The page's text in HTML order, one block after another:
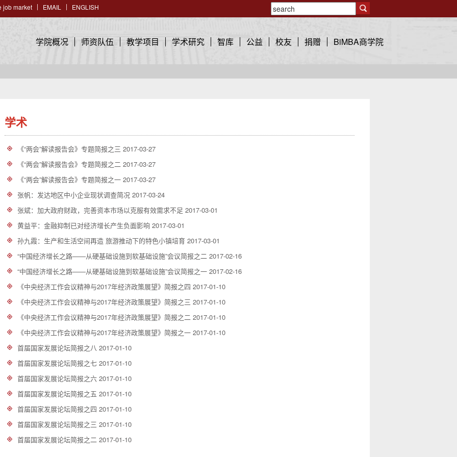
job market EMAIL ENGLISH
学院概况 师资队伍 教学项目 学术研究 智库 公益 校友 捐赠 BiMBA商学院
学术
《“两会”解读报告会》专题简报之三 2017-03-27
《“两会”解读报告会》专题简报之二 2017-03-27
《“两会”解读报告会》专题简报之一 2017-03-27
张帆：发达地区中小企业现状调查简况 2017-03-24
张斌：加大政府财政，完善资本市场以克服有效需求不足 2017-03-01
黄益平：金融抑制已对经济增长产生负面影响 2017-03-01
孙九霞：生产和生活空间再造 旅游推动下的特色小镇培育 2017-03-01
“中国经济增长之路——从硬基础设施到软基础设施”会议简报之二 2017-02-16
“中国经济增长之路——从硬基础设施到软基础设施”会议简报之一 2017-02-16
《中央经济工作会议精神与2017年经济政策展望》简报之四 2017-01-10
《中央经济工作会议精神与2017年经济政策展望》简报之三 2017-01-10
《中央经济工作会议精神与2017年经济政策展望》简报之二 2017-01-10
《中央经济工作会议精神与2017年经济政策展望》简报之一 2017-01-10
首届国家发展论坛简报之八 2017-01-10
首届国家发展论坛简报之七 2017-01-10
首届国家发展论坛简报之六 2017-01-10
首届国家发展论坛简报之五 2017-01-10
首届国家发展论坛简报之四 2017-01-10
首届国家发展论坛简报之三 2017-01-10
首届国家发展论坛简报之二 2017-01-10